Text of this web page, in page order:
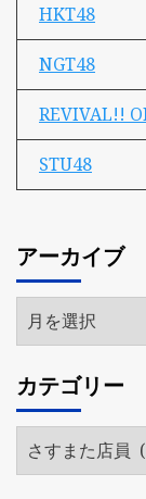
HKT48
NGT48
REVIVAL!!
STU48
アーカイブ
ア
ー
イ
ブ
カテゴリー
テ